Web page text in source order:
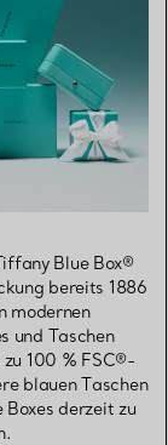
Blue Box®
bereits 1886
modernen
und Taschen
100 % FSC®-
blauen Taschen
derzeit zu